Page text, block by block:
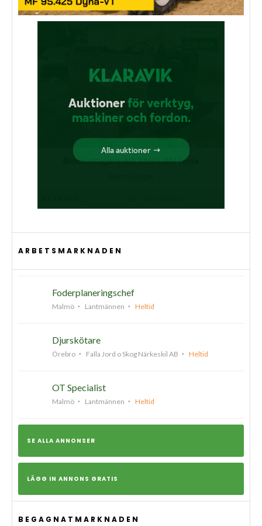
ARBETSMARKNADEN
Foderplaneringschef
Malmö Lantmännen Heltid
Djurskötare
Örebro Falla Jord o Skog Närkeskil AB Heltid
OT Specialist
Malmö Lantmännen Heltid
SE ALLA ANNONSER
LÄGG IN ANNONS GRATIS
BEGAGNATMARKNADEN